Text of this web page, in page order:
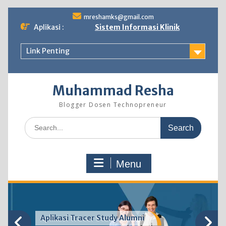
to
content
mreshamks@gmail.com
Aplikasi : Sistem Informasi Klinik
Link Penting
Muhammad Resha
Blogger Dosen Technopreneur
Search
for:
Menu
Sistem Informasi Akademik